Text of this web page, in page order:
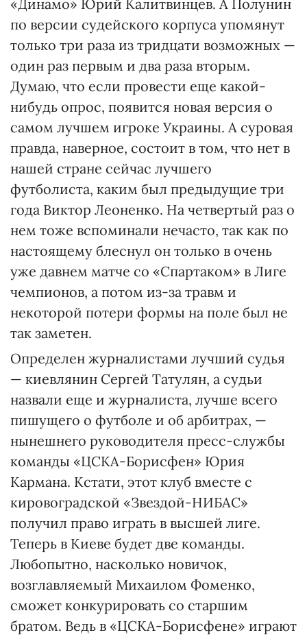
«Динамо» Юрий Калитвинцев. А Полунин
по версии судейского корпуса упомянут
только три раза из тридцати возможных —
один раз первым и два раза вторым.
Думаю, что если провести еще какой-
нибудь опрос, появится новая версия о
самом лучшем игроке Украины. А суровая
правда, наверное, состоит в том, что нет в
нашей стране сейчас лучшего
футболиста, каким был предыдущие три
года Виктор Леоненко. На четвертый раз о
нем тоже вспоминали нечасто, так как по
настоящему блеснул он только в очень
уже давнем матче со «Спартаком» в Лиге
чемпионов, а потом из-за травм и
некоторой потери формы на поле был не
так заметен.
Определен журналистами лучший судья
— киевлянин Сергей Татулян, а судьи
назвали еще и журналиста, лучше всего
пишущего о футболе и об арбитрах, —
нынешнего руководителя пресс-службы
команды «ЦСКА-Борисфен» Юрия
Кармана. Кстати, этот клуб вместе с
кировоградской «Звездой-НИБАС»
получил право играть в высшей лиге.
Теперь в Киеве будет две команды.
Любопытно, насколько новичок,
возглавляемый Михаилом Фоменко,
сможет конкурировать со старшим
братом. Ведь в «ЦСКА-Борисфене» играют